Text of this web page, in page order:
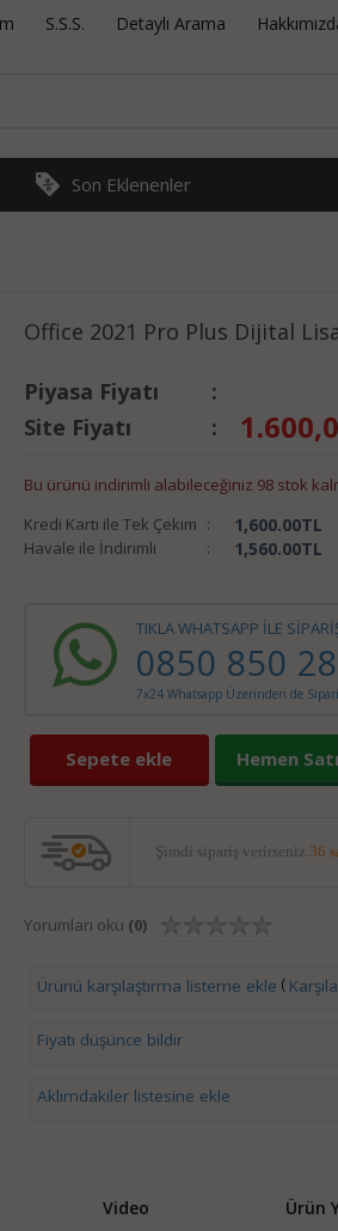
S.S.S. Detaylı Arama
Son Eklenenler
Office 2021 Pro Plus Dijital
Piyasa Fiyatı
:
Site Fiyatı
:
Bu ürünü indirimli alabileceğiniz 98 stok
Kredi Kartı ile Tek Çekim : 1,600.00TL
Havale ile İndirimli : 1,560.00TL
TIKLA WHATSAPP İLE
0850 850
7x24 Whatsapp Üzerinden de
Sepete ekle Hemen
Şimdi sipariş verirseniz 36
Yorumları oku (0)
Ürünü karşılaştırma listeme ekle (
Fiyatı düşünce bildir
Aklımdakiler listesine ekle
Video Ürün